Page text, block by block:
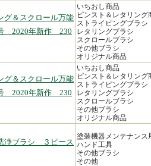
＆スクロール万能
2020年新作 230
いちおし商品
ピンスト＆レタリング
ストライピングブラシ
レタリングブラシ
スクロールブラシ
その他ブラシ
オリジナル商品
＆スクロール万能
2020年新作 230
いちおし商品
ピンスト＆レタリング
ストライピングブラシ
レタリングブラシ
スクロールブラシ
その他ブラシ
オリジナル商品
浄ブラシ ３ピース
塗装機器メンテナンス
ハンド工具
その他ブラシ
その他